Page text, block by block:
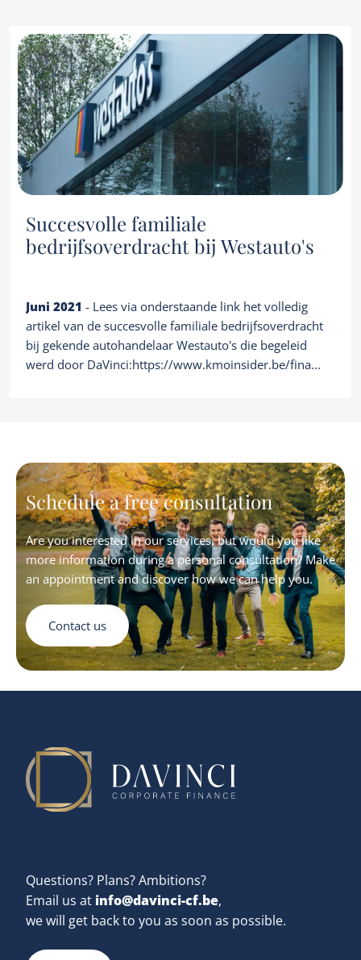
Succesvolle familiale
bedrijfsoverdracht bij Westauto's
Juni 2021 - Lees via onderstaande link het volledig
artikel van de succesvolle familiale bedrijfsoverdracht
bij gekende autohandelaar Westauto's die begeleid
werd door DaVinci:https://www.kmoinsider.be/fina...
Schedule a free consultation
Are you interested in our services, but would you like
more information during a personal consultation? Make
an appointment and discover how we can help you.
Contact us
Questions? Plans? Ambitions?
Email us at info@davinci-cf.be,
we will get back to you as soon as possible.